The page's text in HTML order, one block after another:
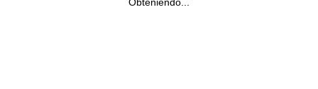
Obteniendo...